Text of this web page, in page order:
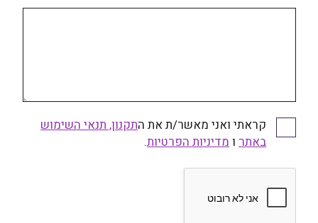
קראתי ואני מאשר/ת את התקנון, תנאי השימוש באתר
ומדיניות הפרטיות
קראתי ואני מאשר/ת את התקנון, תנאי השימוש
באתר ו מדיניות הפרטיות.